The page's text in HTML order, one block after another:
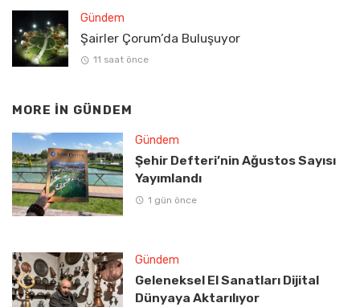
Gündem
Şairler Çorum’da Buluşuyor
11 saat önce
MORE IN GÜNDEM
Gündem
Şehir Defteri’nin Ağustos Sayısı
Yayımlandı
1 gün önce
Gündem
Geleneksel El Sanatları Dijital
Dünyaya Aktarılıyor